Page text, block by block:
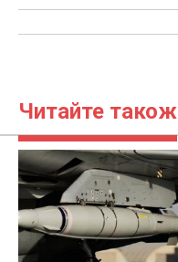
Читайте також